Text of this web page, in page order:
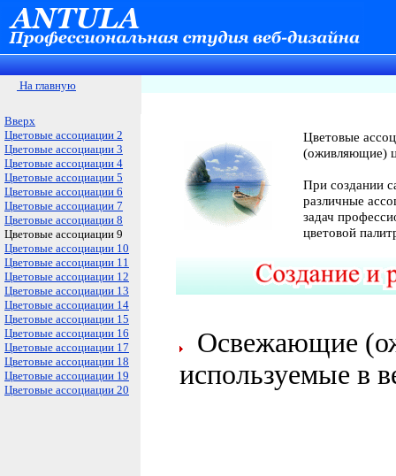
На главную
Вверх
Цветовые ассоциации 2
Цветовые ассоциации 3
Цветовые ассоциации 4
Цветовые ассоциации 5
Цветовые ассоциации 6
Цветовые ассоциации 7
Цветовые ассоциации 8
Цветовые ассоциации 9
Цветовые ассоциации 10
Цветовые ассоциации 11
Цветовые ассоциации 12
Цветовые ассоциации 13
Цветовые ассоциации 14
Цветовые ассоциации 15
Цветовые ассоциации 16
Цветовые ассоциации 17
Цветовые ассоциации 18
Цветовые ассоциации 19
Цветовые ассоциации 20
Цветовые
(оживляющие)
При создании
различные
задач
цветовой
Освежающие
используемые в